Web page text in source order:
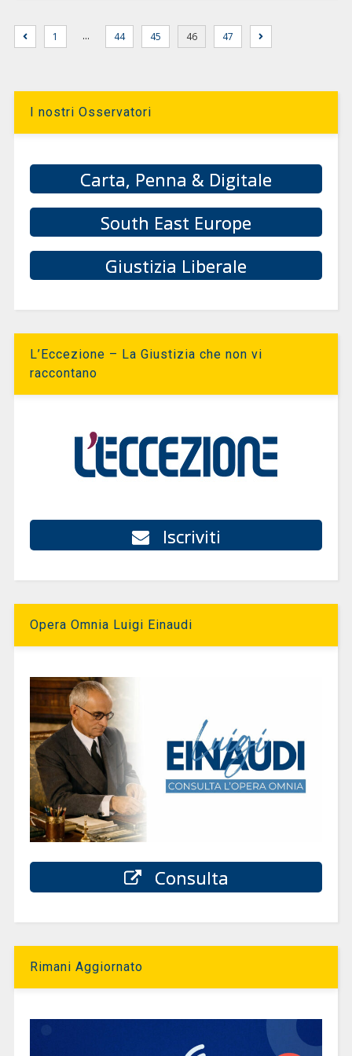
1 … 44 45 46 47
I nostri Osservatori
Carta, Penna & Digitale
South East Europe
Giustizia Liberale
L’Eccezione – La Giustizia che non vi
raccontano
Iscriviti
Opera Omnia Luigi Einaudi
Consulta
Rimani Aggiornato